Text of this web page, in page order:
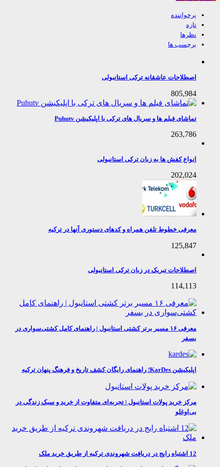
پرخواننده
تازه
نظرها
برچسب ها
اصطلاحات عاشقانه ترکی استانبولی
805,984
تماشای فیلم ها و سریال های ترکی با اپلیکیشن Puhutv
263,786
انواع کفش ها به زبان ترکی استانبولی
202,024
معرفی خطوط تلفن همراه و کدهای دستوری آنها در ترکیه
125,847
اصطلاحات تبریک در زبان ترکی استانبولی
114,113
معرفی ۱۶ مسیر برتر کشتی استانبول | راهنمای کامل کشتی‌سواری در
اپلیکیشن KarDes؛ راهنمای رایگان کشف تاریخ و فرهنگ پنهان ترکیه
مرکز خرید پولات استانبول | تجربه‌ای متفاوت از خرید و سبک زندگی در
بی‌اوغلو